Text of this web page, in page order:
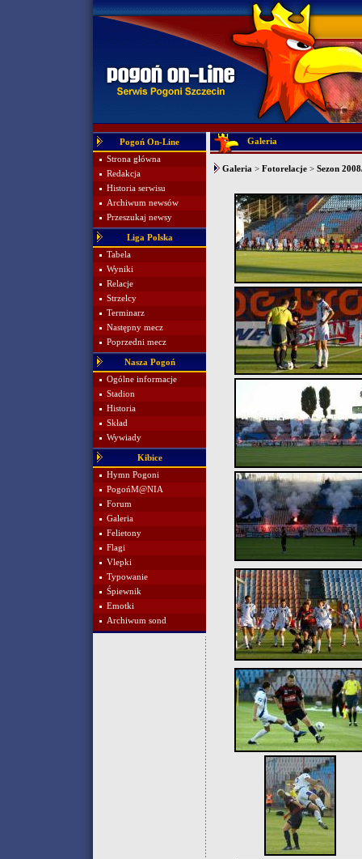
Pogoń On-Line
Strona główna
Redakcja
Historia serwisu
Archiwum newsów
Przeszukaj newsy
Liga Polska
Tabela
Wyniki
Relacje
Strzelcy
Terminarz
Następny mecz
Poprzedni mecz
Nasza Pogoń
Ogólne informacje
Stadion
Historia
Skład
Wywiady
Kibice
Hymn Pogoni
PogońM@NIA
Forum
Galeria
Felietony
Flagi
Vlepki
Typowanie
Śpiewnik
Emotki
Archiwum sond
Galeria
Galeria > Fotorelacje > Sezon